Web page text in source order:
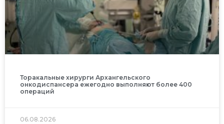
Торакальные хирурги Архангельского
онкодиспансера ежегодно выполняют более 400
операций
06.08.2026